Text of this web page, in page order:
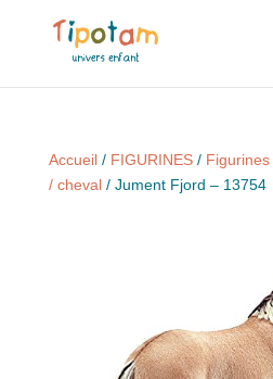
Accueil/ FIGURINES/
/ cheval/ Jument Fjord – 13754